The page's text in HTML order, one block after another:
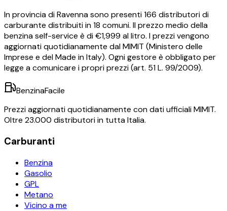
In provincia diRavennasono presenti166 distributori di
carburante distribuiti in18 comuni. Il prezzo medio della
benzina self-service è di €1,999 al litro. I prezzi vengono
aggiornati quotidianamente dal MIMIT (Ministero delle
Imprese e del Made in Italy). Ogni gestore è obbligato per
legge a comunicare i propri prezzi (art. 51 L. 99/2009).
BenzinaFacile
Prezzi aggiornati quotidianamente con dati ufficiali MIMIT.
Oltre 23.000 distributori in tutta Italia.
Carburanti
Benzina
Gasolio
GPL
Metano
Vicino a me